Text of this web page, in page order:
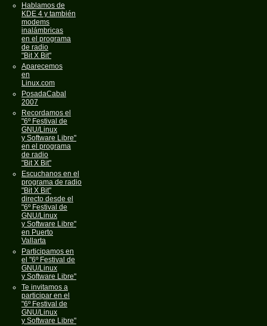
Hablamos de
KDE 4 y también
modems
inalámbricas
en el programa
de radio
"Bit X Bit"
Aparecemos
en
Linux.com
PosadaCabal
2007
Recordamos el
"6º Festival de
GNU/Linux
y Software Libre"
en el programa
de radio
"Bit X Bit"
Escuchanos en el
programa de radio
"Bit X Bit"
directo desde el
"6º Festival de
GNU/Linux
y Software Libre"
en Puerto
Vallarta
Participamos en
el "6º Festival de
GNU/Linux
y Software Libre"
Te invitamos a
participar en el
"6º Festival de
GNU/Linux
y Software Libre"